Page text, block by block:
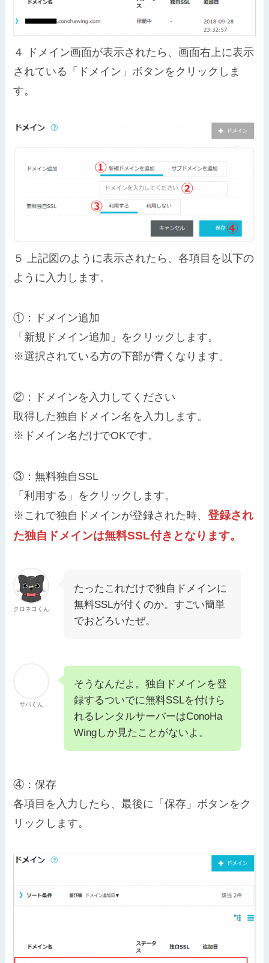
４
ドメイン画面が表示されたら、画面右上に表示
されている「ドメイン」ボタンをクリックしま
す。
５
上記図のように表示されたら、各項目を以下の
ように入力します。
①：ドメイン追加
「新規ドメイン追加」をクリックします。
※選択されている方の下部が青くなります。
②：ドメインを入力してください
取得した独自ドメイン名を入力します。
※ドメイン名だけでOKです。
③：無料独自SSL
「利用する」をクリックします。
※これで独自ドメインが登録された時、登録され
た独自ドメインは無料SSL付きとなります。
クロネコくん
たったこれだけで独自ドメインに
無料SSLが付くのか。すごい簡単
でおどろいたぜ。
サバくん
そうなんだよ。独自ドメインを登
録するついでに無料SSLを付けら
れるレンタルサーバーはConoHa
Wingしか見たことがないよ。
④：保存
各項目を入力したら、最後に「保存」ボタンをク
リックします。